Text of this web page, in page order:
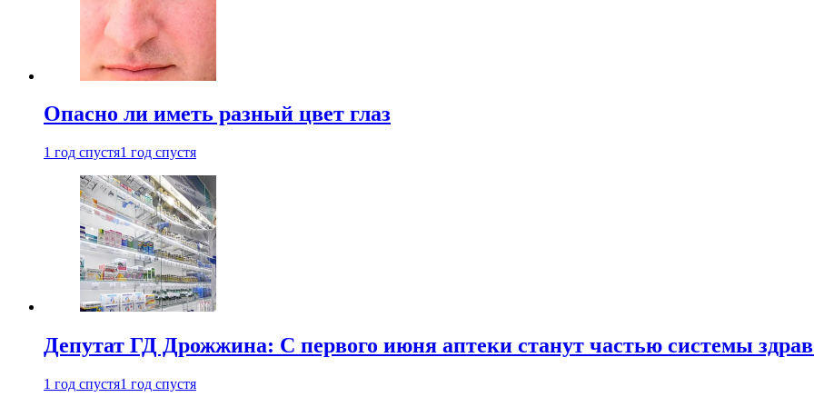
Опасно ли иметь разный цвет глаз
1 год спустя1 год спустя
Депутат ГД Дрожжина: С первого июня аптеки станут частью системы
1 год спустя1 год спустя